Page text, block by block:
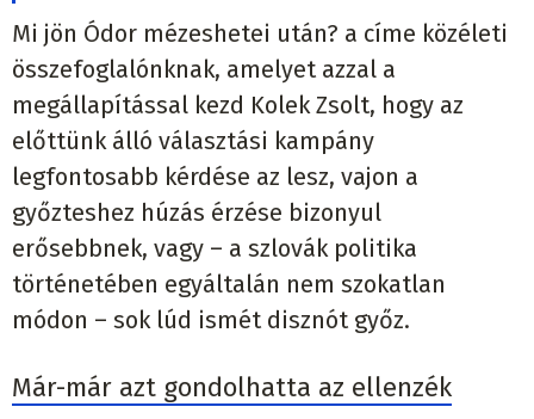
Mi jön Ódor mézeshetei után? a címe közéleti
összefoglalónknak, amelyet azzal a
megállapítással kezd Kolek Zsolt, hogy az
előttünk álló választási kampány
legfontosabb kérdése az lesz, vajon a
győzteshez húzás érzése bizonyul
erősebbnek, vagy – a szlovák politika
történetében egyáltalán nem szokatlan
módon – sok lúd ismét disznót győz.
Már-már azt gondolhatta az ellenzék